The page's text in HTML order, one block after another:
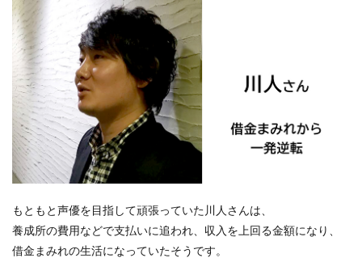
もともと声優を目指して頑張っていた川人さんは、
養成所の費用などで支払いに追われ、収入を上回る金額になり、
借金まみれの生活になっていたそうです。